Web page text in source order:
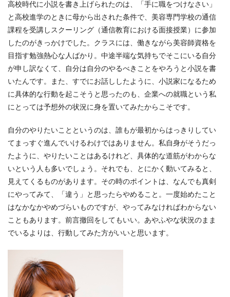
高校時代に小説を書き上げられたのは、「手に職をつけなさい」
と高校進学のときに母から出された条件で、美容専門学校の通信
課程を受講しスクーリング（通信教育における面接授業）に参加
したのがきっかけでした。クラスには、働きながら美容師資格を
目指す勉強熱心な人ばかり。中途半端な気持ちでそこにいる自分
が申し訳なくて、自分は自分のやるべきことをやろうと小説を書
いたんです。また、すでにお話ししたように、小説家になるため
に具体的な行動を起こそうと思ったのも、企業への就職という私
にとっては予想外の状況に身を置いてみたからこそです。
自分のやりたいことというのは、誰もが最初からはっきりしてい
てまっすぐ進んでいけるわけではありません。私自身がそうだっ
たように、やりたいことはあるけれど、具体的な道筋がわからな
いという人も多いでしょう。それでも、とにかく動いてみると、
見えてくるものがあります。その時のポイントは、なんでも真剣
にやってみて、「違う」と思ったらやめること。一度始めたこと
はなかなかやめづらいものですが、やってみなければわからない
こともあります。前言撤回をしてもいい。あやふやな状況のまま
でいるよりは、行動してみた方がいいと思います。